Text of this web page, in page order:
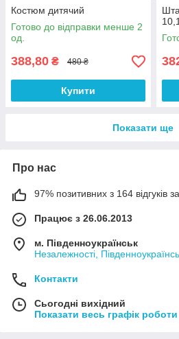
Костюм дитячий
Готово до відправки менше 2
од.
388,80 ₴ 480 ₴
Купити
Показати ще
Про нас
97% позитивних з 164 відгуків
Працює з 26.06.2013
м. Південноукраїнськ
Незалежності,
Контакти
Сьогодні вихідний
Показати весь графік роботи